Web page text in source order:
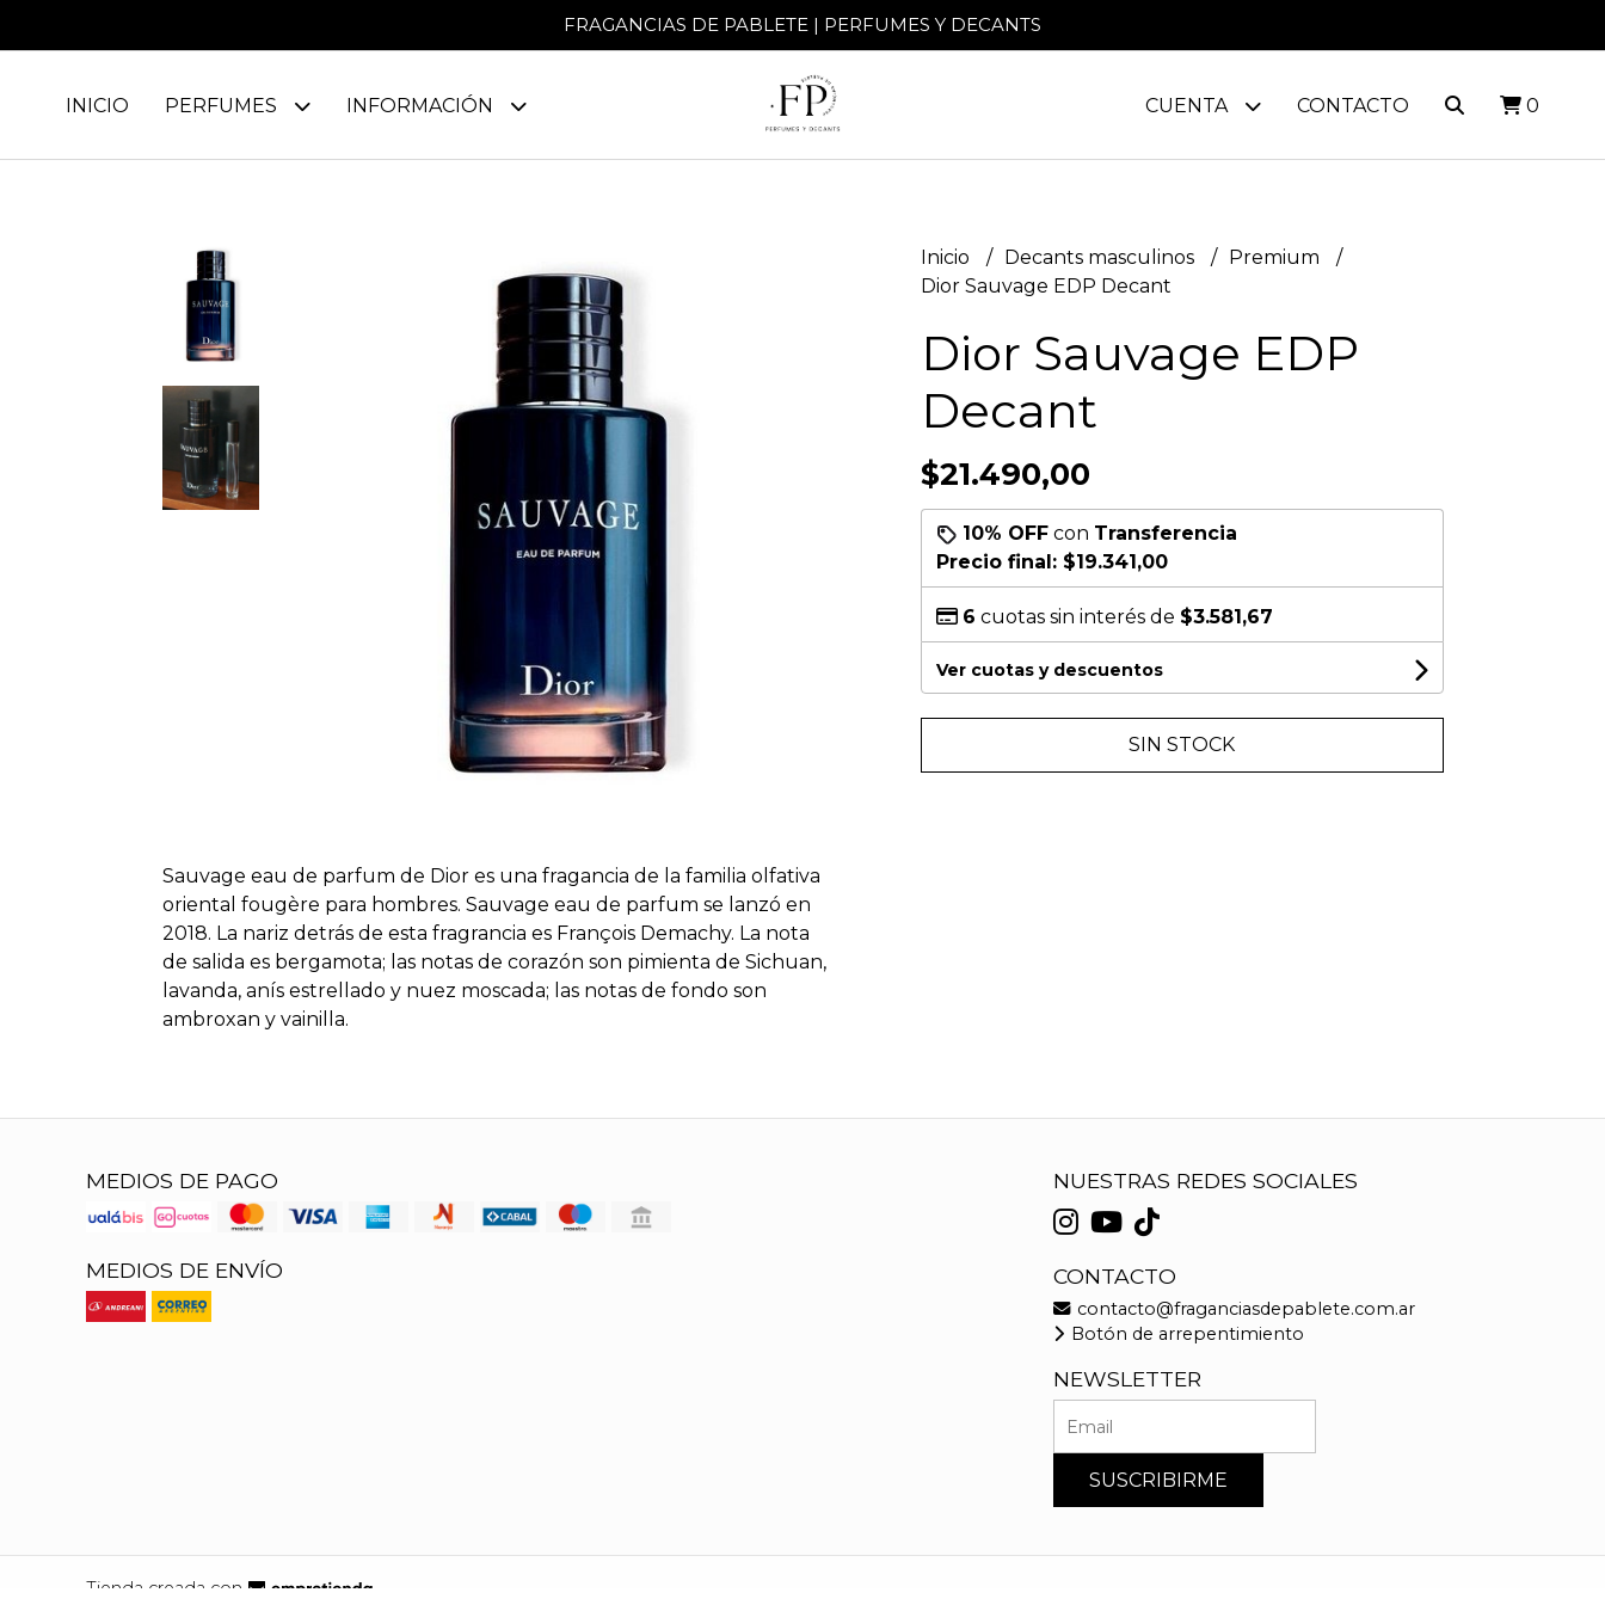
FRAGANCIAS DE PABLETE | PERFUMES Y DECANTS
INICIO PERFUMES INFORMACIÓN CUENTA CONTACTO 0
Sauvage eau de parfum de Dior es una fragancia de la familia olfativa
oriental fougère para hombres. Sauvage eau de parfum se lanzó en
2018. La nariz detrás de esta fragrancia es François Demachy. La nota
de salida es bergamota; las notas de corazón son pimienta de Sichuan,
lavanda, anís estrellado y nuez moscada; las notas de fondo son
ambroxan y vainilla.
Inicio Decants masculinos
Premium
Dior Sauvage EDP Decant
Dior Sauvage EDP
Decant
$21.490,00
10% OFFcon Transferencia
Precio final: $19.341,00
6 cuotas sin interés de $3.581,67
Ver cuotas y descuentos
SIN STOCK
MEDIOS DE PAGO
MEDIOS DE ENVÍO
NUESTRAS REDES SOCIALES
CONTACTO
contacto@fraganciasdepablete.com.ar
Botón de arrepentimiento
NEWSLETTER
SUSCRIBIRME
Tienda creada con